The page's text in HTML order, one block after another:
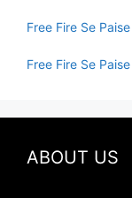
Free Fire Se
Free Fire Se
ABOUT US